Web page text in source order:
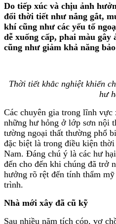
Do tiếp xúc và chịu ảnh
đổi thời tiết như nắng gắt,
khí cũng như các yếu tố
dễ xuống cấp, phai màu
cũng như giảm khả năng
Thời tiết khắc nghiệt khiến
hư
Các chuyên gia trong lĩnh
những hư hỏng ở lớp sơn nội
tường ngoại thất thường phổ
đặc biệt là trong điều kiện
Nam. Đáng chú ý là các hư
đến cho đến khi chúng đã trở
hưởng rõ rệt đến tính thẩm
trình.
Nhà mới xây đã cũ kỹ
Sau nhiều năm tích cóp, vợ